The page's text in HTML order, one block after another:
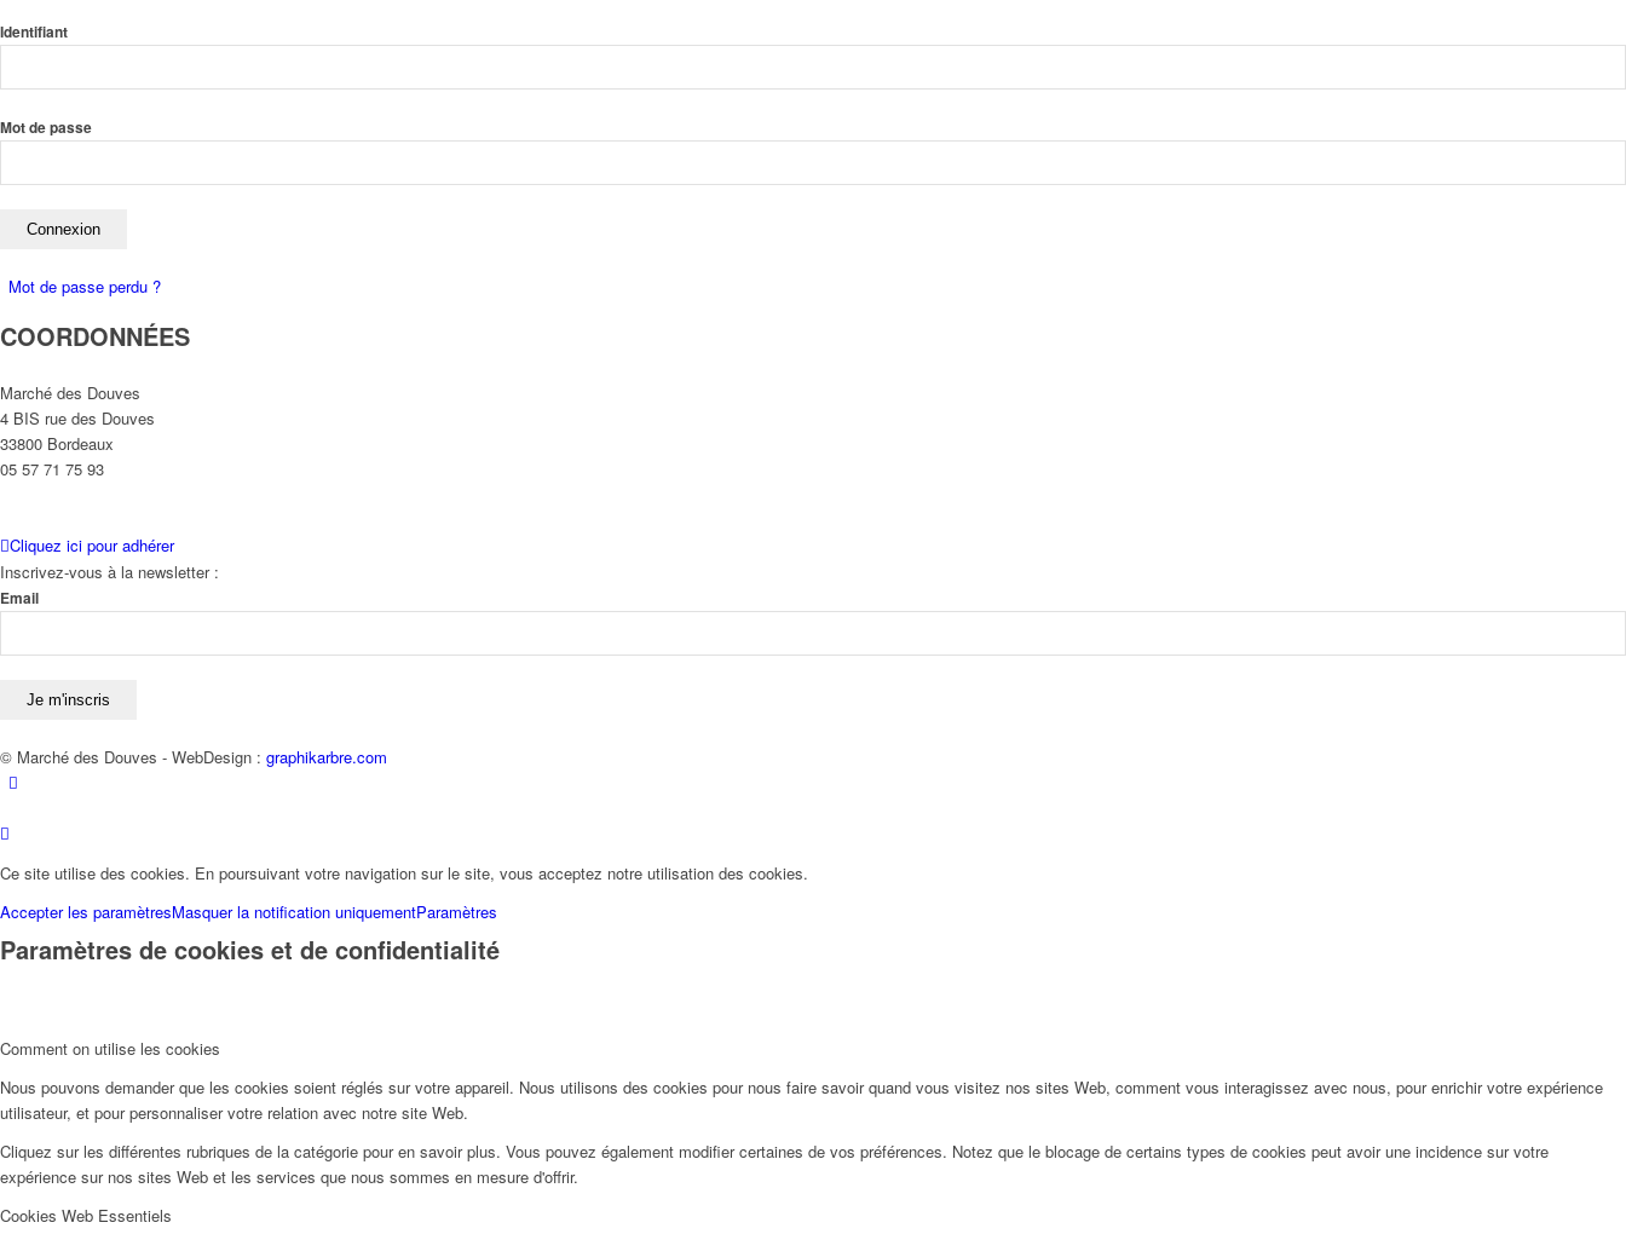
Identifiant
Mot de passe
Mot de passe perdu ?
COORDONNÉES
Marché des Douves
4 BIS rue des Douves
33800 Bordeaux
05 57 71 75 93
Cliquez ici pour adhérer
Inscrivez-vous à la newsletter :
Email
© Marché des Douves - WebDesign : graphikarbre.com
Ce site utilise des cookies. En poursuivant votre navigation sur le site, vous acceptez notre utilisation des cookies.
Accepter les paramètresMasquer la notification uniquementParamètres
Paramètres de cookies et de confidentialité
Comment on utilise les cookies
Nous pouvons demander que les cookies soient réglés sur votre appareil. Nous utilisons des cookies pour nous faire savoir quand vous visitez nos sites Web, comment vous interagissez avec nous, pour enrichir votre expérience
utilisateur, et pour personnaliser votre relation avec notre site Web.
Cliquez sur les différentes rubriques de la catégorie pour en savoir plus. Vous pouvez également modifier certaines de vos préférences. Notez que le blocage de certains types de cookies peut avoir une incidence sur votre
expérience sur nos sites Web et les services que nous sommes en mesure d'offrir.
Cookies Web Essentiels